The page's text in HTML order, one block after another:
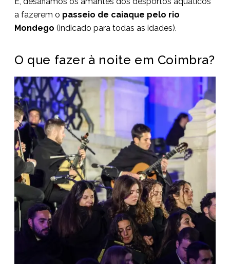
a fazerem o passeio de caiaque pelo rio
Mondego (indicado para todas as idades).
O que fazer à noite em Coimbra?